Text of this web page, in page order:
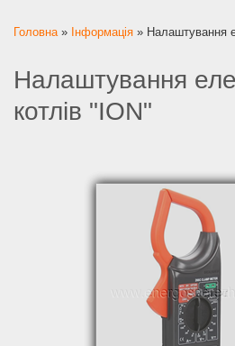
Ви є тут
Головна» Інформація » Налаштування
Налаштування
котлів "ION"